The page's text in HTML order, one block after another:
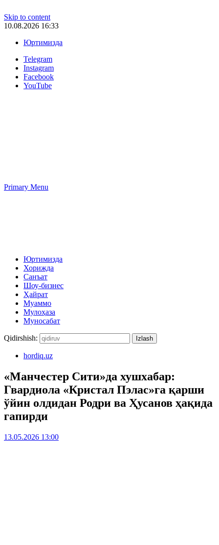
Skip to content
10.08.2026 16:33
Юртимизда
Telegram
Instagram
Facebook
YouTube
Primary Menu
Юртимизда
Хорижда
Санъат
Шоу-бизнес
Ҳайрат
Муаммо
Мулоҳаза
Муносабат
Qidirshish:
hordiq.uz
«Манчестер Сити»да хушхабар:
Гвардиола «Кристал Пэлас»га қарши
ўйин олдидан Родри ва Ҳусанов ҳақида
гапирди
13.05.2026 13:00